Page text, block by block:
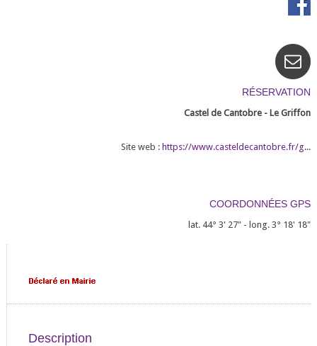
RÉSERVATION
Castel de Cantobre - Le Griffon
Site web : https://www.casteldecantobre.fr/g...
COORDONNÉES GPS
lat. 44° 3' 27" - long. 3° 18' 18"
Description